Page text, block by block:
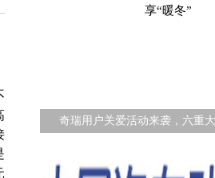
奇瑞用户关爱活动来袭，六重